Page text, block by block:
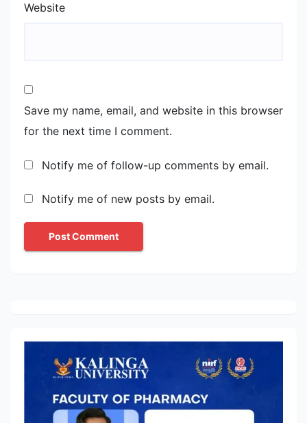
Website
Save my name, email, and website in this browser
for the next time I comment.
Notify me of follow-up comments by email.
Notify me of new posts by email.